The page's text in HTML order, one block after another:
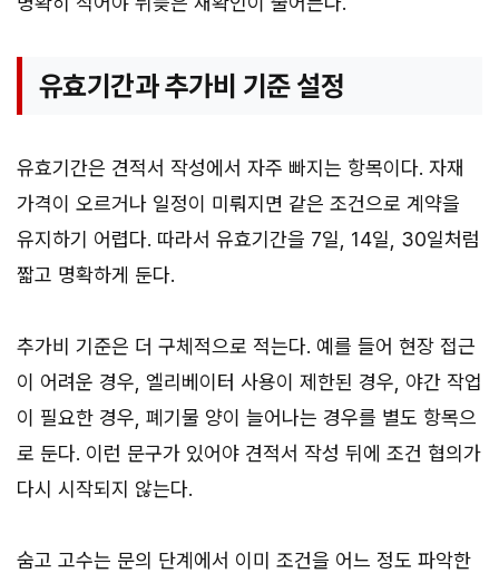
유효기간과 추가비 기준 설정
유효기간은 견적서 작성에서 자주 빠지는 항목이다. 자재
가격이 오르거나 일정이 미뤄지면 같은 조건으로 계약을
유지하기 어렵다. 따라서 유효기간을 7일, 14일, 30일처럼
짧고 명확하게 둔다.
추가비 기준은 더 구체적으로 적는다. 예를 들어 현장 접근
이 어려운 경우, 엘리베이터 사용이 제한된 경우, 야간 작업
이 필요한 경우, 폐기물 양이 늘어나는 경우를 별도 항목으
로 둔다. 이런 문구가 있어야 견적서 작성 뒤에 조건 협의가
다시 시작되지 않는다.
숨고 고수는 문의 단계에서 이미 조건을 어느 정도 파악한